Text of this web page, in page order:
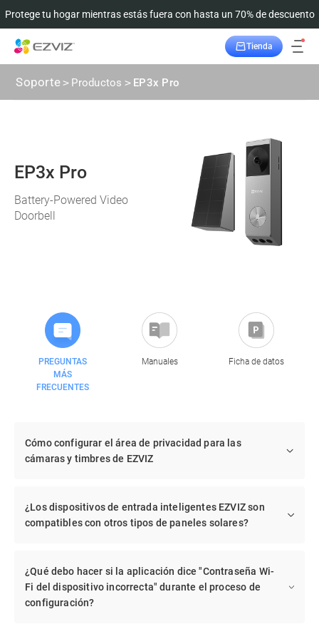
Protege tu hogar mientras estás fuera con hasta un 70% de descuento
Tienda
Soporte> Productos > EP3x Pro
EP3x Pro
Battery-Powered Video
Doorbell
PREGUNTAS
MÁS
FRECUENTES
Manuales Ficha de datos
Cómo configurar el área de privacidad para las
cámaras y timbres de EZVIZ
¿Los dispositivos de entrada inteligentes EZVIZ son
compatibles con otros tipos de paneles solares?
¿Qué debo hacer si la aplicación dice "Contraseña Wi-
Fi del dispositivo incorrecta" durante el proceso de
configuración?